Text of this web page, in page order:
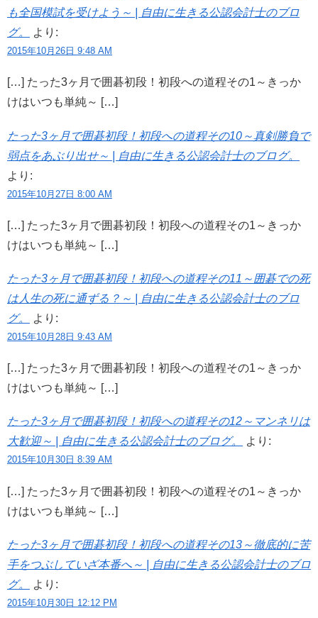
も全国模試を受けよう～ | 自由に生きる公認会計士のブロ
グ。
より:
2015年10月26日 9:48 AM
[…] たった3ヶ月で囲碁初段！初段への道程その1～きっか
けはいつも単純～ […]
たった3ヶ月で囲碁初段！初段への道程その10～真剣勝負で
弱点をあぶり出せ～ | 自由に生きる公認会計士のブログ。
より:
2015年10月27日 8:00 AM
[…] たった3ヶ月で囲碁初段！初段への道程その1～きっか
けはいつも単純～ […]
たった3ヶ月で囲碁初段！初段への道程その11～囲碁での死
は人生の死に通ずる？～ | 自由に生きる公認会計士のブロ
グ。
より:
2015年10月28日 9:43 AM
[…] たった3ヶ月で囲碁初段！初段への道程その1～きっか
けはいつも単純～ […]
たった3ヶ月で囲碁初段！初段への道程その12～マンネリは
大歓迎～ | 自由に生きる公認会計士のブログ。
より:
2015年10月30日 8:39 AM
[…] たった3ヶ月で囲碁初段！初段への道程その1～きっか
けはいつも単純～ […]
たった3ヶ月で囲碁初段！初段への道程その13～徹底的に苦
手をつぶしていざ本番へ～ | 自由に生きる公認会計士のブロ
グ。
より:
2015年10月30日 12:12 PM